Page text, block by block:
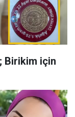
Birikim için